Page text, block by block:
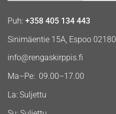
Puh: +358 405 134 443
Sinimäentie 15A, Espoo 02180
info@rengaskirppis.fi
Ma–Pe: 09.00–17.00
La: Suljettu